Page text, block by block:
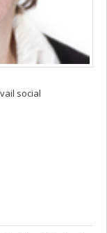
social